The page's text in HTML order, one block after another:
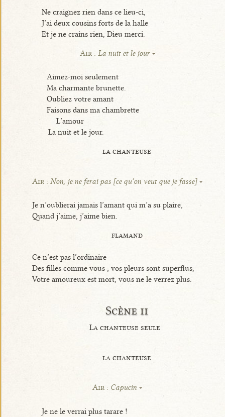
Ne craignez rien dans ce lieu-ci,
J’ai deux cousins forts de la halle
Et je ne crains rien, Dieu merci.
Air : La nuit et le jour
Aimez-moi seulement
Ma charmante brunette.
Oubliez votre amant
Faisons dans ma chambrette
L’amour
La nuit et le jour.
la chanteuse
Air :Non, je ne ferai pas [ce qu’on veut que je fasse]
Je n’oublierai jamais l’amant qui m’a su plaire,
Quand j’aime, j’aime bien.
flamand
Ce n’est pas l’ordinaire
Des filles comme vous ; vos pleurs sont superflus,
Votre amoureux est mort, vous ne le verrez plus.
Scène ii
La chanteuse seule
la chanteuse
Air : Capucin
Je ne le verrai plus tarare !